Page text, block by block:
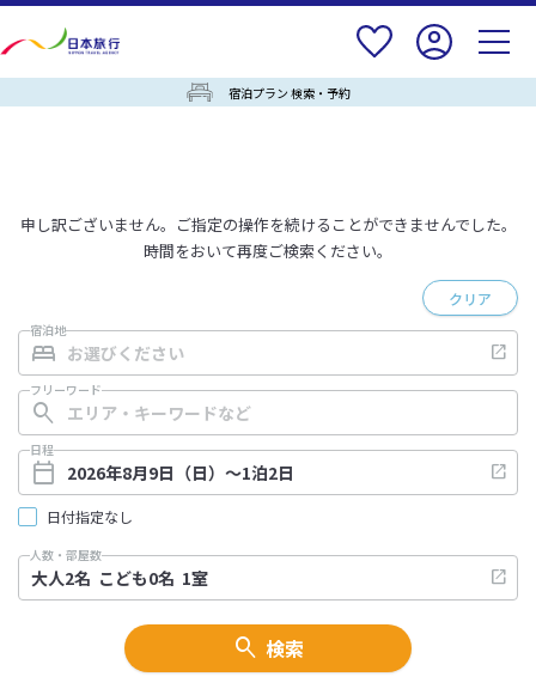
宿泊プラン 検索・予約
申し訳ございません。ご指定の操作を続けることができませんでした。
時間をおいて再度ご検索ください。
クリア
宿泊地
フリーワード
日程
日付指定なし
人数・部屋数
検索